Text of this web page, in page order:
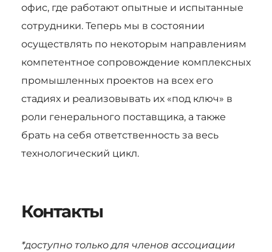
офис, где работают опытные и испытанные
сотрудники. Теперь мы в состоянии
осуществлять по некоторым направлениям
компетентное сопровождение комплексных
промышленных проектов на всех его
стадиях и реализовывать их «под ключ» в
роли генерального поставщика, а также
брать на себя ответственность за весь
технологический цикл.
Контакты
*доступно только для членов ассоциации